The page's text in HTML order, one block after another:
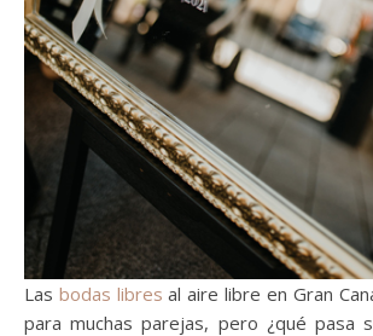
Las bodas libres al aire libre en Gran
para muchas parejas, pero ¿qué pasa